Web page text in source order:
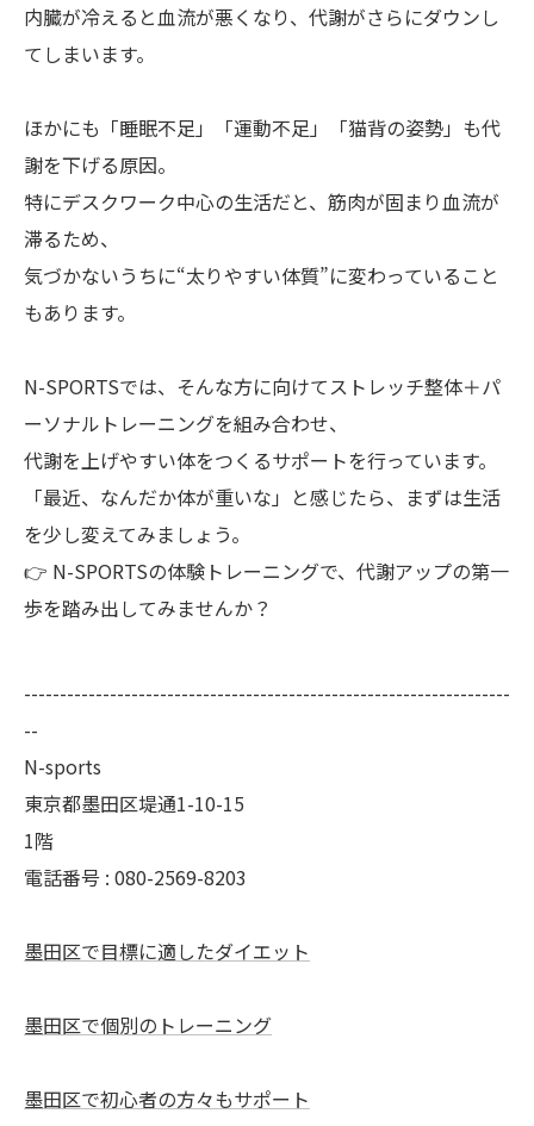
内臓が冷えると血流が悪くなり、代謝がさらにダウンし
てしまいます。
ほかにも「睡眠不足」「運動不足」「猫背の姿勢」も代
謝を下げる原因。
特にデスクワーク中心の生活だと、筋肉が固まり血流が
滞るため、
気づかないうちに“太りやすい体質”に変わっていること
もあります。
N-SPORTSでは、そんな方に向けてストレッチ整体＋パ
ーソナルトレーニングを組み合わせ、
代謝を上げやすい体をつくるサポートを行っています。
「最近、なんだか体が重いな」と感じたら、まずは生活
を少し変えてみましょう。
👉 N-SPORTSの体験トレーニングで、代謝アップの第一
歩を踏み出してみませんか？
--------------------------------------------------------------------
--
N-sports
東京都墨田区堤通1-10-15
1階
電話番号 : 080-2569-8203
墨田区で目標に適したダイエット
墨田区で個別のトレーニング
墨田区で初心者の方々もサポート